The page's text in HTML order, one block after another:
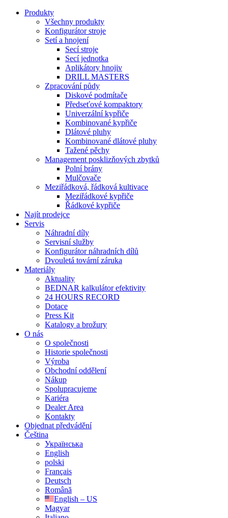
Produkty
Všechny produkty
Konfigurátor stroje
Setí a hnojení
Secí stroje
Secí jednotka
Aplikátory hnojiv
DRILL MASTERS
Zpracování půdy
Diskové podmítače
Předseťové kompaktory
Univerzální kypřiče
Kombinované kypřiče
Dlátové pluhy
Kombinované dlátové pluhy
Tažené pěchy
Management posklizňových zbytků
Polní brány
Mulčovače
Meziřádková, řádková kultivace
Meziřádkové kypřiče
Řádkové kypřiče
Najít prodejce
Servis
Náhradní díly
Servisní služby
Konfigurátor náhradních dílů
Dvouletá tovární záruka
Materiály
Aktuality
BEDNAR kalkulátor efektivity
24 HOURS RECORD
Dotace
Press Kit
Katalogy a brožury
O nás
O společnosti
Historie společnosti
Výroba
Obchodní oddělení
Nákup
Spolupracujeme
Kariéra
Dealer Area
Kontakty
Objednat předvádění
Čeština
Українська
English
polski
Français
Deutsch
Română
English – US
Magyar